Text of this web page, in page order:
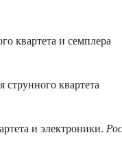
квартета и семплера
квартета
и электроники.